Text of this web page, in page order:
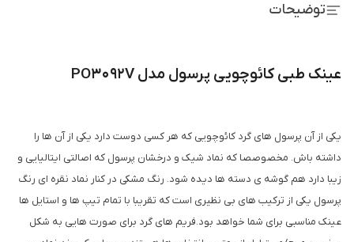
توضیحات
عینک طبی کائوچویی پرسول مدل PO3092V
یکی از آن پرسول های گرد کائوچویی که هر کسی دوست دارد یکی از آن ها را
داشته باش. مخصوصصا که نماد شیک و درخشان پرسول که اصالتی ایتالیایی و
زیبا دارد هم گوشه ی دسته ها دیده شود. رنگ مشکی در کنار نماد نقره ای رنگ
پرسول یکی از ترکیب های بی نظیری است که تقریبا با تمام تیپ ها و استایل ها
عینک مناسبی برای شما خواهد بود.فریم های گرد برای صورت هایی به شکل